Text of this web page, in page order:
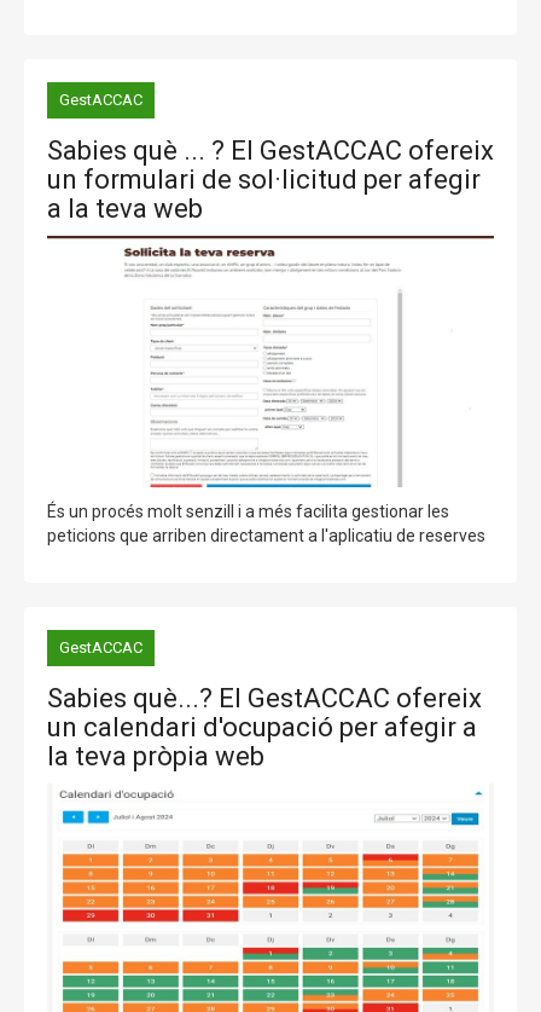
GestACCAC
Sabies què ... ? El GestACCAC ofereix
un formulari de sol·licitud per afegir
a la teva web
És un procés molt senzill i a més facilita gestionar les
peticions que arriben directament a l'aplicatiu de reserves
GestACCAC
Sabies què...? El GestACCAC ofereix
un calendari d'ocupació per afegir a
la teva pròpia web